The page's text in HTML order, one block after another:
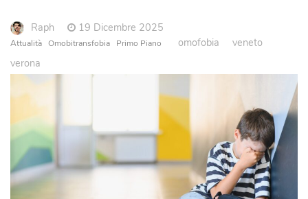
Raph 19 Dicembre 2025
Attualità Omobitransfobia Primo Piano omofobia
veneto
verona